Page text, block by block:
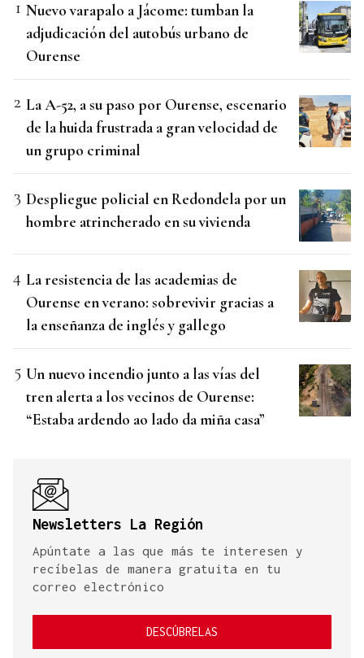
Nuevo varapalo a Jácome: tumban la
adjudicación del autobús urbano de
Ourense
La A-52, a su paso por Ourense, escenario
de la huida frustrada a gran velocidad de
un grupo criminal
Despliegue policial en Redondela por un
hombre atrincherado en su vivienda
La resistencia de las academias de
Ourense en verano: sobrevivir gracias a
la enseñanza de inglés y gallego
Un nuevo incendio junto a las vías del
tren alerta a los vecinos de Ourense:
“Estaba ardendo ao lado da miña casa”
Newsletters La Región
Apúntate a las que más te interesen y
recíbelas de manera gratuita en tu
correo electrónico
DESCÚBRELAS